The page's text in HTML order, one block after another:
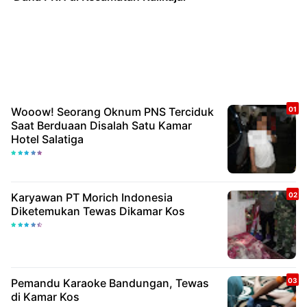
Wooow! Seorang Oknum PNS Terciduk
Saat Berduaan Disalah Satu Kamar
Hotel Salatiga
Karyawan PT Morich Indonesia
Diketemukan Tewas Dikamar Kos
Pemandu Karaoke Bandungan, Tewas
di Kamar Kos